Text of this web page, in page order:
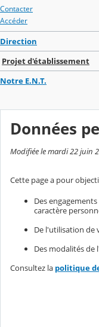
Contacter
Accéder
Direction
Projet d'établissement
Notre E.N.T.
Données
Modifiée le mardi 22 juin
Cette page a pour
Des
caractère
De l'utilisation de
Des modalités de
Consultez la politique